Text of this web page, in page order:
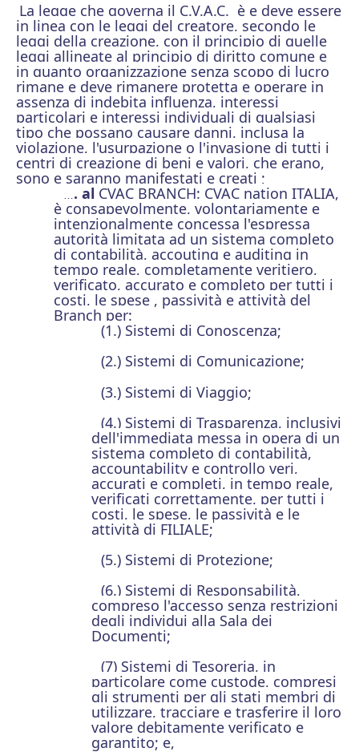
La legge che governa il C.V.A.C. è e deve essere
in linea con le leggi del creatore, secondo le
leggi della creazione, con il principio di quelle
leggi allineate al principio di diritto comune e
in quanto organizzazione senza scopo di lucro
rimane e deve rimanere protetta e operare in
assenza di indebita influenza, interessi
particolari e interessi individuali di qualsiasi
tipo che possano causare danni, inclusa la
violazione, l'usurpazione o l'invasione di tutti i
centri di creazione di beni e valori, che erano,
sono e saranno manifestati e creati ;
…. al CVAC BRANCH: CVAC nation ITALIA,
è consapevolmente, volontariamente e
intenzionalmente concessa l'espressa
autorità limitata ad un sistema completo
di contabilità, accouting e auditing in
tempo reale, completamente veritiero,
verificato, accurato e completo per tutti i
costi, le spese , passività e attività del
Branch per:
(1.) Sistemi di Conoscenza;
(2.) Sistemi di Comunicazione;
(3.) Sistemi di Viaggio;
(4.) Sistemi di Trasparenza, inclusivi
dell'immediata messa in opera di un
sistema completo di contabilità,
accountability e controllo veri,
accurati e completi, in tempo reale,
verificati correttamente, per tutti i
costi, le spese, le passività e le
attività di FILIALE;
(5.) Sistemi di Protezione;
(6.) Sistemi di Responsabilità,
compreso l'accesso senza restrizioni
degli individui alla Sala dei
Documenti;
(7) Sistemi di Tesoreria, in
particolare come custode, compresi
gli strumenti per gli stati membri di
utilizzare, tracciare e trasferire il loro
valore debitamente verificato e
garantito; e,